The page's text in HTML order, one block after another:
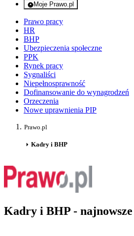
Moje Prawo.pl
- rejestracja i logowanie do
Prawo pracy
HR
BHP
Ubezpieczenia społeczne
PPK
Rynek pracy
Sygnaliści
Niepełnosprawność
Dofinansowanie do wynagrodzeń
Orzeczenia
Nowe uprawnienia PIP
Prawo.pl
Kadry i BHP
Kadry i BHP - najnowsze